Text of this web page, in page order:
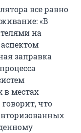
все равно
«В
на
заправка
в местах
что